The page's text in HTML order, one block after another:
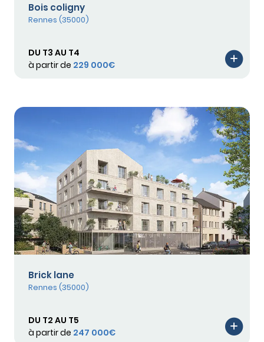
Bois coligny
Rennes (35000)
DU T3 AU T4
à partir de 229 000€
Brick lane
Rennes (35000)
DU T2 AU T5
à partir de 247 000€